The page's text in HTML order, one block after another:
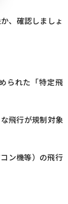
、確認しましょ
られた「特定飛
飛行が規制対象
ン機等）の飛行